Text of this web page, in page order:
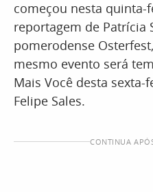
começou nesta quinta-
reportagem de Patrícia
pomerodense
mesmo evento será
Mais Você desta
Felipe Sales.
CONTINUA